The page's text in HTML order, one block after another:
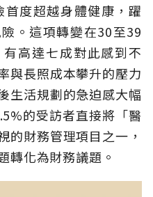
度超越身體健康，躍
。這項轉變在30至39
高達七成對此感到不
與長照成本攀升的壓力
生活規劃的急迫感大幅
的受訪者直接將「醫
的財務管理項目之一，
轉化為財務議題。